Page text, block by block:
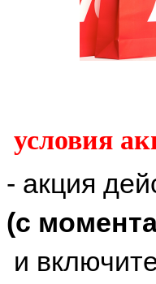
условия
- акция
(с
и